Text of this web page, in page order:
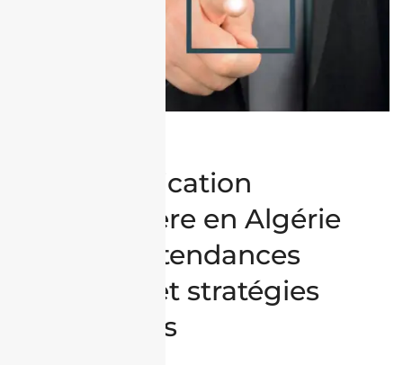
Communication
immobilière en Algérie
en 2026 : tendances
digitales et stratégies
gagnantes